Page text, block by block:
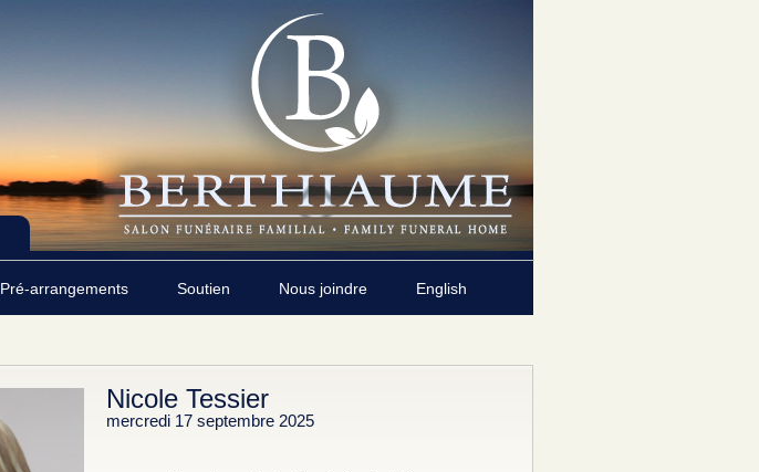
Pré-arrangements Soutien Nous joindre English
Nicole Tessier
mercredi 17 septembre 2025